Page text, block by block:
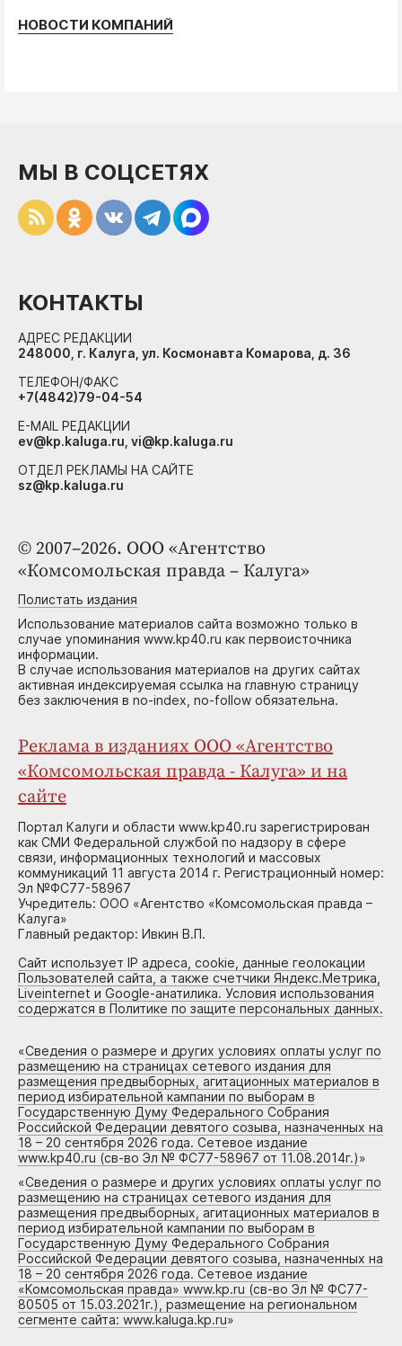
НОВОСТИ КОМПАНИЙ
© 2007–2026. ООО «Агентство
«Комсомольская правда – Калуга»
Полистать издания
Использование материалов сайта возможно только в
случае упоминания www.kp40.ru как первоисточника
информации.
В случае использования материалов на других сайтах
активная индексируемая ссылка на главную страницу
без заключения в no-index, no-follow обязательна.
Реклама в изданиях ООО «Агентство
«Комсомольская правда - Калуга» и на
сайте
Портал Калуги и области www.kp40.ru зарегистрирован
как СМИ Федеральной службой по надзору в сфере
связи, информационных технологий и массовых
коммуникаций 11 августа 2014 г. Регистрационный номер:
Эл №ФС77-58967
Учредитель: ООО «Агентство «Комсомольская правда –
Калуга»
Главный редактор: Ивкин В.П.
Сайт использует IP адреса, cookie, данные геолокации
Пользователей сайта, а также счетчики Яндекс.Метрика,
Liveinternet и Google-анатилика. Условия использования
содержатся в Политике по защите персональных данных.
«Сведения о размере и других условиях оплаты услуг по
размещению на страницах сетевого издания для
размещения предвыборных, агитационных материалов в
период избирательной кампании по выборам в
Государственную Думу Федерального Собрания
Российской Федерации девятого созыва, назначенных на
18 – 20 сентября 2026 года. Сетевое издание
www.kp40.ru (св-во Эл № ФС77-58967 от 11.08.2014г.)»
«Сведения о размере и других условиях оплаты услуг по
размещению на страницах сетевого издания для
размещения предвыборных, агитационных материалов в
период избирательной кампании по выборам в
Государственную Думу Федерального Собрания
Российской Федерации девятого созыва, назначенных на
18 – 20 сентября 2026 года. Сетевое издание
«Комсомольская правда» www.kp.ru (св-во Эл № ФС77-
80505 от 15.03.2021г.), размещение на региональном
сегменте сайта: www.kaluga.kp.ru»
МЫ В СОЦСЕТЯХ
КОНТАКТЫ
АДРЕС РЕДАКЦИИ
248000, г. Калуга, ул. Космонавта Комарова, д. 36
ТЕЛЕФОН/ФАКС
+7(4842)79-04-54
E-MAIL РЕДАКЦИИ
ev@kp.kaluga.ru, vi@kp.kaluga.ru
ОТДЕЛ РЕКЛАМЫ НА САЙТЕ
sz@kp.kaluga.ru